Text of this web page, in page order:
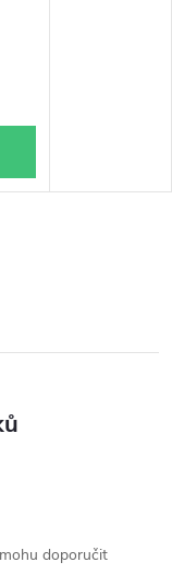
doporučit